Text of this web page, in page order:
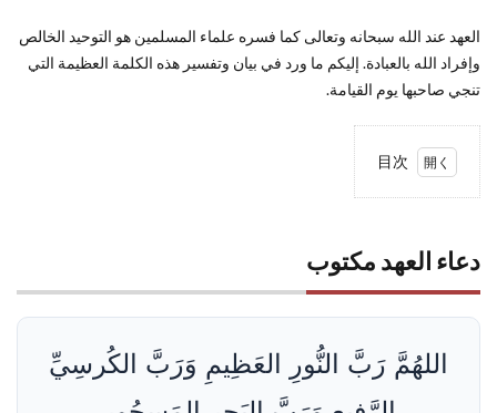
العهد عند الله سبحانه وتعالى كما فسره علماء المسلمين هو التوحيد الخالص
وإفراد الله بالعبادة. إليكم ما ورد في بيان وتفسير هذه الكلمة العظيمة التي
تنجي صاحبها يوم القيامة.
目次
مكتوب
وفضل
دعاء
دعاء العهد مكتوب
اللهُمَّ رَبَّ النُّورِ العَظِيمِ وَرَبَّ الكُرسِيِّ